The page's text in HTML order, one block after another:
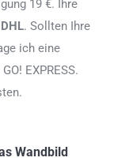
19 €. Ihre
DHL. Sollten Ihre
ich eine
EXPRESS.
Wandbild